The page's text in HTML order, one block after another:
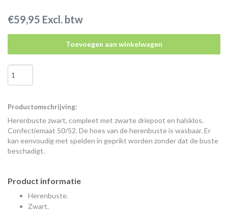
€59,95 Excl. btw
Toevoegen aan winkelwagen
Productomschrijving:
Herenbuste zwart, compleet met zwarte driepoot en halsklos.
Confectiemaat 50/52. De hoes van de herenbuste is wasbaar. Er
kan eenvoudig met spelden in geprikt worden zonder dat de buste
beschadigt.
Product informatie
Herenbuste.
Zwart.